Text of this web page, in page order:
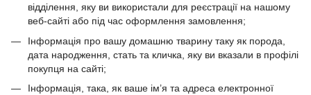
відділення, яку ви використали для реєстрації на нашому
веб-сайті або під час оформлення замовлення;
Інформація про вашу домашню тварину таку як порода,
дата народження, стать та кличка, яку ви вказали в профілі
покупця на сайті;
Інформація, така, як ваше ім’я та адреса електронної